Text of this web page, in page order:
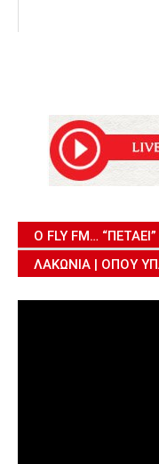
Ο FLY FM…
ΛΑΚΩΝΊΑ | ΌΠΟΥ